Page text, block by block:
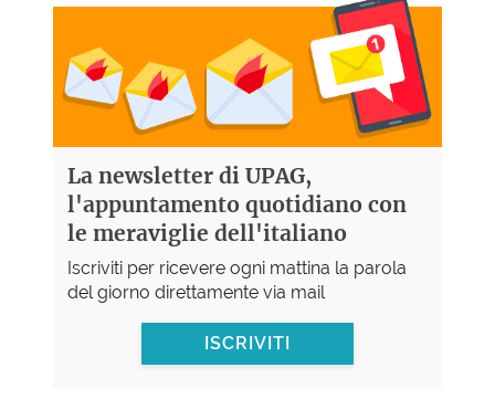
La newsletter di UPAG,
l'appuntamento quotidiano con
le meraviglie dell'italiano
Iscriviti per ricevere ogni mattina la parola
del giorno direttamente via mail
ISCRIVITI